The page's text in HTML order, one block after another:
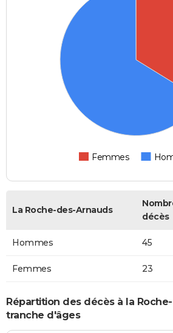
Femmes
La Roche-des-Arnauds
décès
Hommes 45
Femmes 23
Répartition des décès à la
tranche d'âges